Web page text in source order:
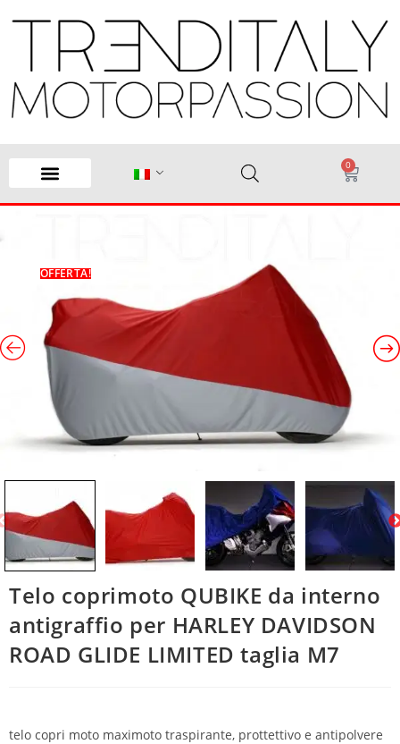
0
OFFERTA!
Telo coprimoto QUBIKE da interno
antigraffio per HARLEY DAVIDSON
ROAD GLIDE LIMITED taglia M7
telo copri moto maximoto traspirante, prottettivo e antipolvere